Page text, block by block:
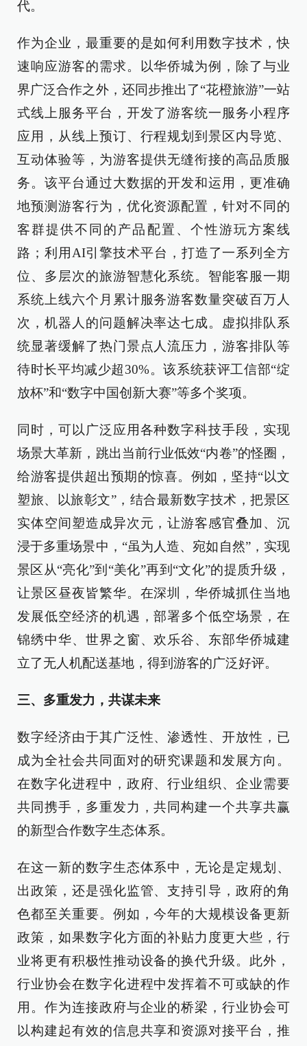
代。
作为企业，最重要的是如何利用数字技术，快
速响应游客的需求。以华侨城为例，除了与业
界广泛合作之外，还同步推出了“花橙旅游”一站
式线上服务平台，开发了游客统一服务小程序
应用，从线上预订、行程规划到景区内导览、
互动体验等，为游客提供无缝衔接的高品质服
务。该平台通过大数据的开发和运用，更准确
地预测游客行为，优化资源配置，针对不同的
客群提供不同的产品配置、个性游玩方案线
路；利用AI引擎技术平台，打造了一系列全方
位、多层次的旅游智慧化系统。智能客服一期
系统上线六个月累计服务游客数量突破百万人
次，机器人的问题解决率达七成。虚拟排队系
统显著缓解了热门景点人流压力，游客排队等
待时长平均减少超30%。该系统获评工信部“绽
放杯”和“数字中国创新大赛”等多个奖项。
同时，可以广泛应用各种数字科技手段，实现
场景大革新，跳出当前行业低效“内卷”的怪圈，
给游客提供超出预期的惊喜。例如，坚持“以文
塑旅、以旅彰文”，结合最新数字技术，把景区
实体空间塑造成异次元，让游客感官叠加、沉
浸于多重场景中，“虽为人造、宛如自然”，实现
景区从“亮化”到“美化”再到“文化”的提质升级，
让景区昼夜皆繁华。在深圳，华侨城抓住当地
发展低空经济的机遇，部署多个低空场景，在
锦绣中华、世界之窗、欢乐谷、东部华侨城建
立了无人机配送基地，得到游客的广泛好评。
三、多重发力，共谋未来
数字经济由于其广泛性、渗透性、开放性，已
成为全社会共同面对的研究课题和发展方向。
在数字化进程中，政府、行业组织、企业需要
共同携手，多重发力，共同构建一个共享共赢
的新型合作数字生态体系。
在这一新的数字生态体系中，无论是定规划、
出政策，还是强化监管、支持引导，政府的角
色都至关重要。例如，今年的大规模设备更新
政策，如果数字化方面的补贴力度更大些，行
业将更有积极性推动设备的换代升级。此外，
行业协会在数字化进程中发挥着不可或缺的作
用。作为连接政府与企业的桥梁，行业协会可
以构建起有效的信息共享和资源对接平台，推